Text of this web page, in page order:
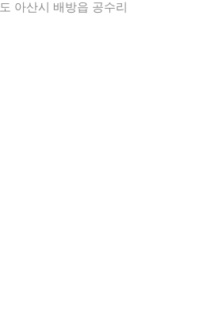
아산시 배방읍 공수리